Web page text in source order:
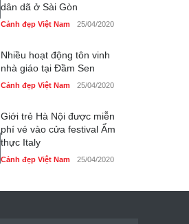
dân dã ở Sài Gòn
Cảnh đẹp Việt Nam 25/04/2020
Nhiều hoạt động tôn vinh
nhà giáo tại Đầm Sen
Cảnh đẹp Việt Nam 25/04/2020
Giới trẻ Hà Nội được miễn
phí vé vào cửa festival Ẩm
thực Italy
Cảnh đẹp Việt Nam 25/04/2020
Tam giác mạch khoe sắc